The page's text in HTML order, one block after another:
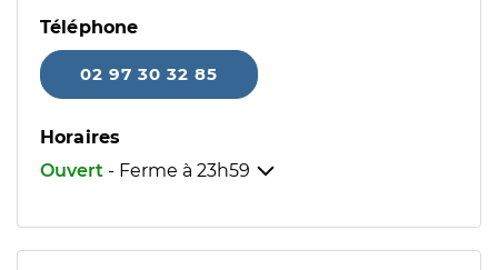
Téléphone
02 97 30 32 85
Horaires
Ouvert - Ferme à 23h59